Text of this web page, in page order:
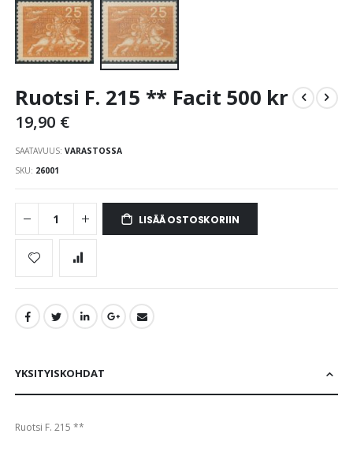
to
beginning
images
gallery
Ruotsi F. 215 ** Facit 500 kr
19,90 €
SAATAVUUS: VARASTOSSA
SKU 26001
LISÄÄ OSTOSKORIIN
YKSITYISKOHDAT
Ruotsi F. 215 **